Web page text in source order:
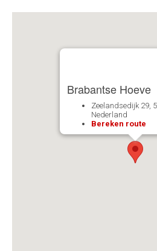
Brabantse Hoeve
Zeelandsedijk 29,
Nederland
Bereken route